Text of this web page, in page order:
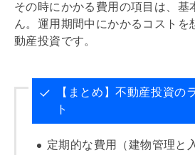
その時にかかる費用の項目は、基
ん。運用期間中にかかるコストを
動産投資です。
【まとめ】不動産投資の
ト
定期的な費用（建物管理と